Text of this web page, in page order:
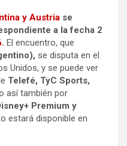
y Austria se
a la fecha 2
El encuentro, que
se disputa en el
Unidos, y se puede ver
Telefé, TyC Sports,
así también por
Premium y
estará disponible en